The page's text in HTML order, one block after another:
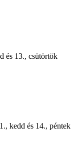
és 13., csütörtök
kedd és 14., péntek